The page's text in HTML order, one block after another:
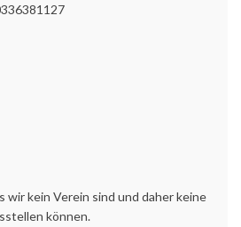
wir kein Verein sind und daher keine
können.